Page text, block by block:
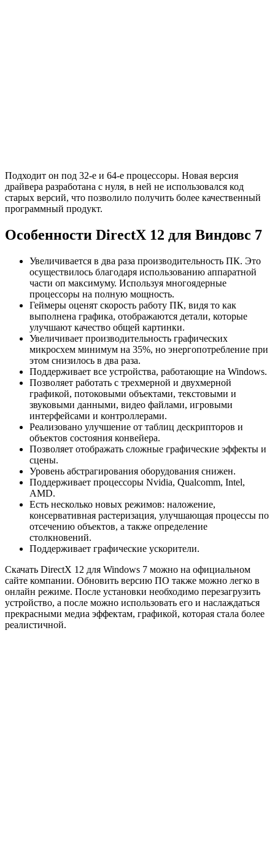
Подходит он под 32-е и 64-е процессоры. Новая версия
драйвера разработана с нуля, в ней не использовался код
старых версий, что позволило получить более качественный
программный продукт.
Особенности DirectX 12 для Виндовс 7
Увеличивается в два раза производительность ПК. Это
осуществилось благодаря использованию аппаратной
части оп максимуму. Используя многоядерные
процессоры на полную мощность.
Геймеры оценят скорость работу ПК, видя то как
выполнена графика, отображаются детали, которые
улучшают качество общей картинки.
Увеличивает производительность графических
микросхем минимум на 35%, но энергопотребление при
этом снизилось в два раза.
Поддерживает все устройства, работающие на Windows.
Позволяет работать с трехмерной и двухмерной
графикой, потоковыми объектами, текстовыми и
звуковыми данными, видео файлами, игровыми
интерфейсами и контроллерами.
Реализовано улучшение от таблиц дескрипторов и
объектов состояния конвейера.
Позволяет отображать сложные графические эффекты и
сцены.
Уровень абстрагирования оборудования снижен.
Поддерживает процессоры Nvidia, Qualcomm, Intel,
AMD.
Есть несколько новых режимов: наложение,
консервативная растеризация, улучшающая процессы по
отсечению объектов, а также определение
столкновений.
Поддерживает графические ускорители.
Скачать DirectX 12 для Windows 7 можно на официальном
сайте компании. Обновить версию ПО также можно легко в
онлайн режиме. После установки необходимо перезагрузить
устройство, а после можно использовать его и наслаждаться
прекрасными медиа эффектам, графикой, которая стала более
реалистичной.